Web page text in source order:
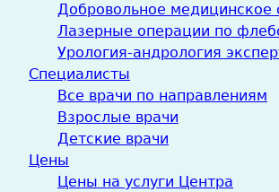
Добровольное медицинское
Лазерные операции по
Урология-андрология
Специалисты
Все врачи по направлениям
Взрослые врачи
Детские врачи
Цены
Цены на услуги Центра